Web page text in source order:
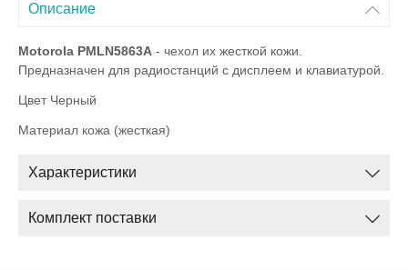
Описание
Motorola PMLN5863A - чехол их жесткой кожи.
Предназначен для радиостанций с дисплеем и клавиатурой.
Цвет Черный
Материал кожа (жесткая)
Характеристики
Комплект поставки